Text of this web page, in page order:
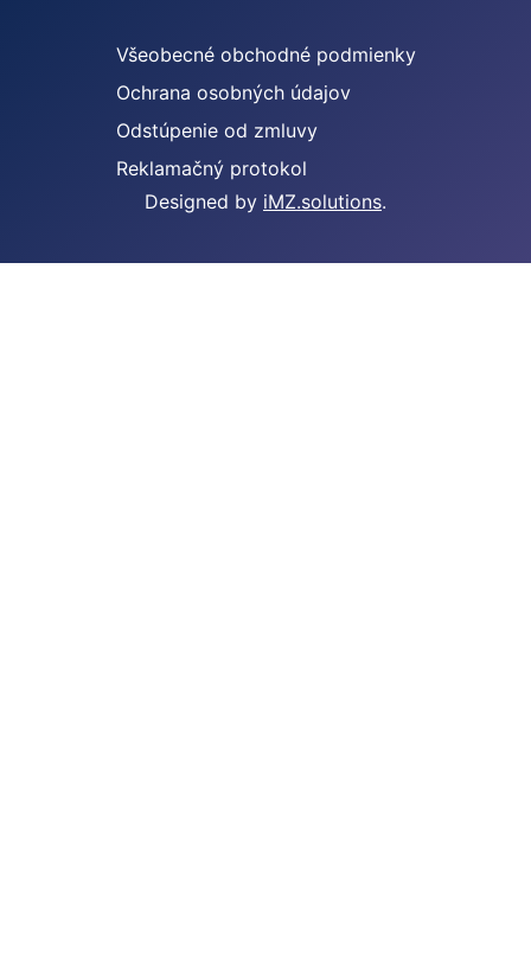
Všeobecné obchodné podmienky
Ochrana osobných údajov
Odstúpenie od zmluvy
Reklamačný protokol
Designed by iMZ.solutions.